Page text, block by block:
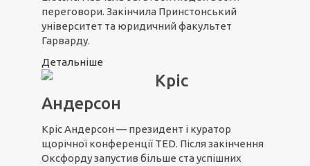
переговори. Закінчила Принстонський
університет та юридичний факультет
Гарварду.
Детальніше
Кріс
Андерсон
Кріс Андерсон — президент і куратор
щорічної конференції TED. Після закінчення
Оксфорду запустив більше ста успішних